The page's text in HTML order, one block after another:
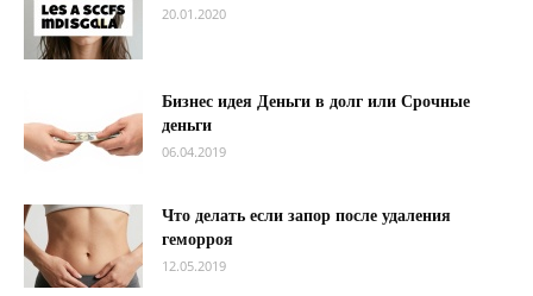
20.01.2020
Бизнес идея Деньги в долг или Срочные
деньги
06.04.2019
Что делать если запор после удаления
геморроя
12.05.2019